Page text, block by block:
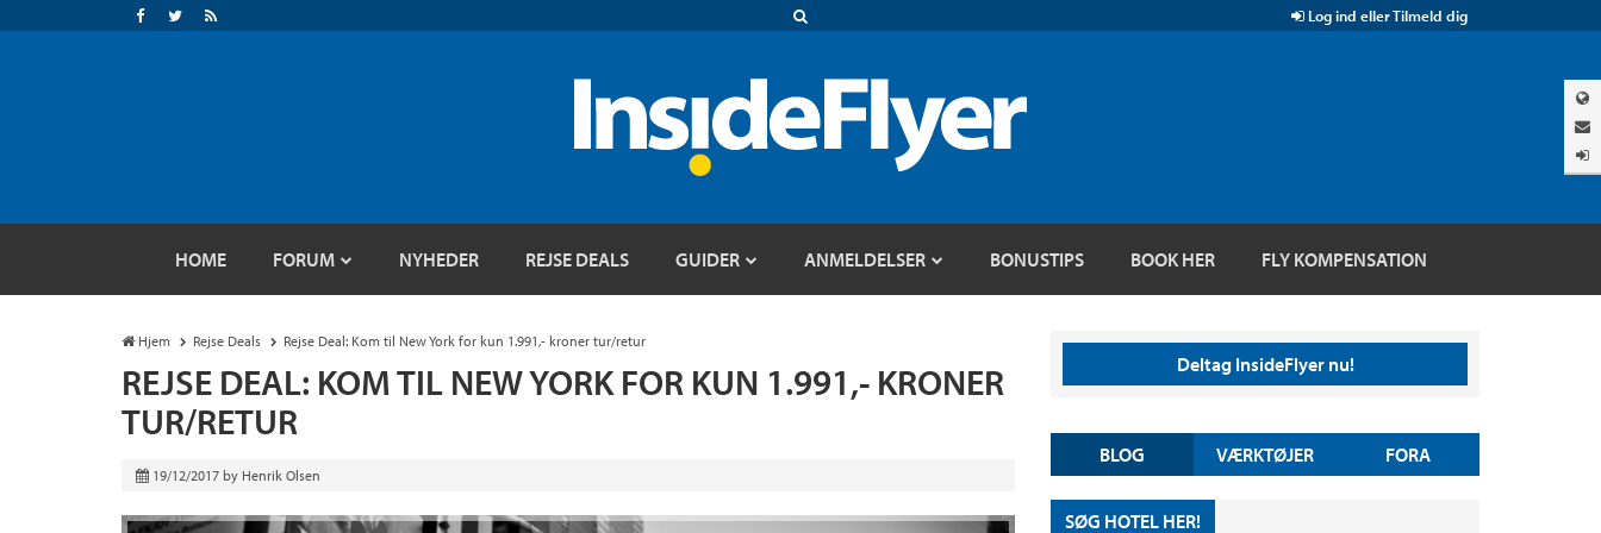
Log ind eller Tilmeld dig
HOME FORUM NYHEDER REJSE DEALS GUIDER ANMELDELSER BONUSTIPS BOOK HER FLY KOMPENSATION
Hjem Rejse Deals Rejse Deal: Kom til New York for kun 1.991,- kroner tur/retur
REJSE DEAL: KOM TIL NEW YORK FOR KUN 1.991,- KRONER
TUR/RETUR
19/12/2017 by Henrik Olsen
Deltag InsideFlyer nu!
BLOG VÆRKTØJER FORA
SØG HOTEL HER!